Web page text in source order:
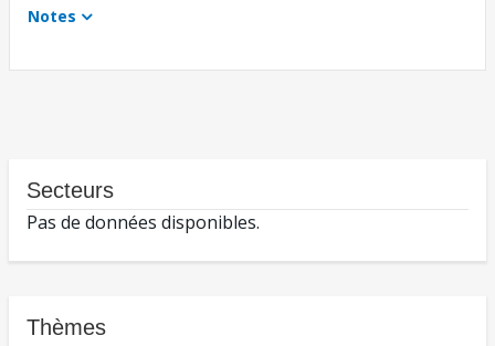
Notes
Secteurs
Pas de données disponibles.
Thèmes